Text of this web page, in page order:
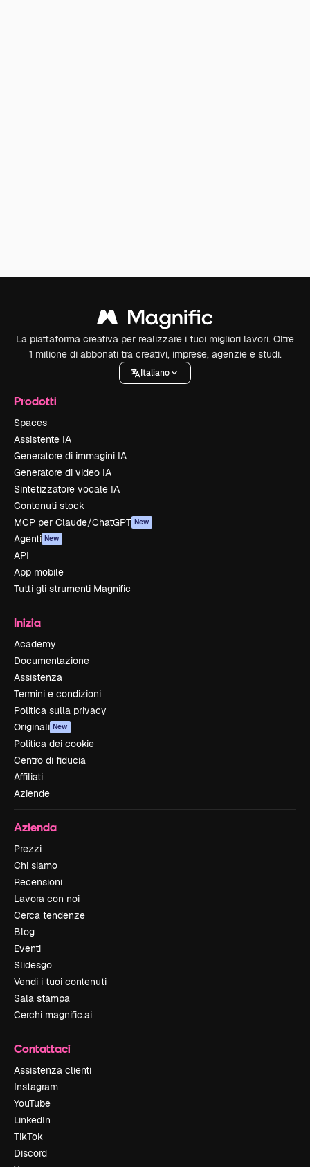
La piattaforma creativa per realizzare i tuoi migliori lavori. Oltre
1 milione di abbonati tra creativi, imprese, agenzie e studi.
Italiano
Prodotti
Spaces
Assistente IA
Generatore di immagini IA
Generatore di video IA
Sintetizzatore vocale IA
Contenuti stock
MCP per Claude/ChatGPT New
Agenti New
API
App mobile
Tutti gli strumenti Magnific
Inizia
Academy
Documentazione
Assistenza
Termini e condizioni
Politica sulla privacy
Originali New
Politica dei cookie
Centro di fiducia
Affiliati
Aziende
Azienda
Prezzi
Chi siamo
Recensioni
Lavora con noi
Cerca tendenze
Blog
Eventi
Slidesgo
Vendi i tuoi contenuti
Sala stampa
Cerchi magnific.ai
Contattaci
Assistenza clienti
Instagram
YouTube
LinkedIn
TikTok
Discord